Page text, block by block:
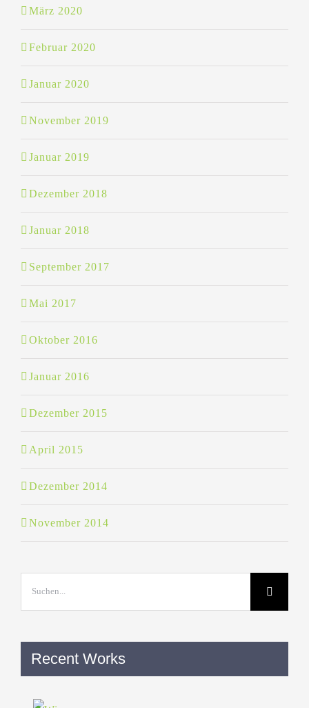
März 2020
Februar 2020
Januar 2020
November 2019
Januar 2019
Dezember 2018
Januar 2018
September 2017
Mai 2017
Oktober 2016
Januar 2016
Dezember 2015
April 2015
Dezember 2014
November 2014
Recent Works